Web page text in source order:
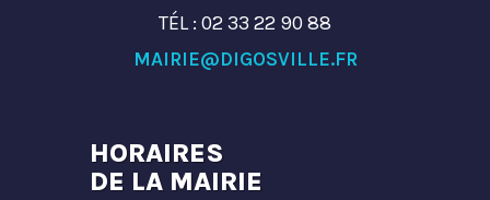
TÉL : 02 33 22 90 88
MAIRIE@DIGOSVILLE.FR
HORAIRES
DE LA MAIRIE